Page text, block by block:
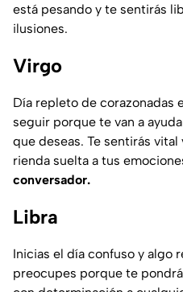
está pesando y te sentirás
ilusiones.
Virgo
Día repleto de corazonadas
seguir porque te van a
que deseas. Te sentirás
rienda suelta a tus
conversador.
Libra
Inicias el día confuso y algo
preocupes porque te